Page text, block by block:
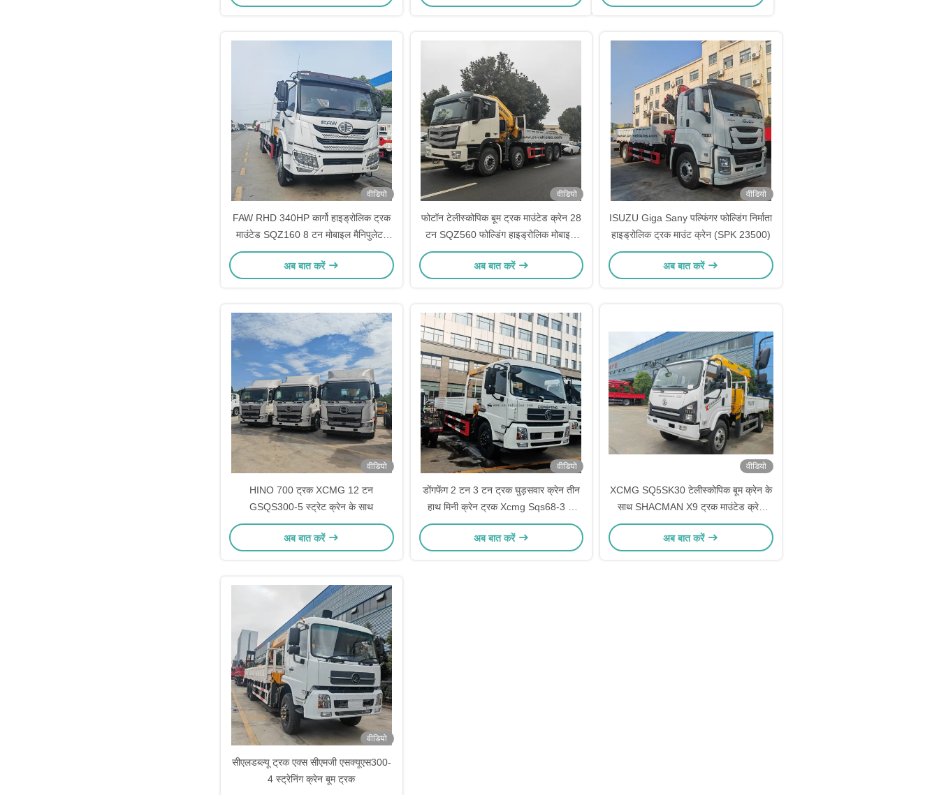
वीडियो
FAW RHD 340HP कार्गो हाइड्रोलिक ट्रक
माउंटेड SQZ160 8 टन मोबाइल मैनिपुलेटर
नक्कलबूम क्रेन
अब बात करें
वीडियो
फोटॉन टेलीस्कोपिक बूम ट्रक माउंटेड क्रेन 28
टन SQZ560 फोल्डिंग हाइड्रोलिक मोबाइल
क्रेन
अब बात करें
वीडियो
ISUZU Giga Sany पल्फिंगर फोल्डिंग निर्माता
हाइड्रोलिक ट्रक माउंट क्रेन (SPK 23500)
अब बात करें
वीडियो
HINO 700 ट्रक XCMG 12 टन
GSQS300-5 स्ट्रेट क्रेन के साथ
अब बात करें
वीडियो
डोंगफेंग 2 टन 3 टन ट्रक घुड़सवार क्रेन तीन
हाथ मिनी क्रेन ट्रक Xcmg Sqs68-3 के
साथ
अब बात करें
वीडियो
XCMG SQ5SK30 टेलीस्कोपिक बूम क्रेन के
साथ SHACMAN X9 ट्रक माउंटेड क्रेन
(CARGAMAX पेरू के लिए अनुकूलित)
अब बात करें
वीडियो
सीएलडब्ल्यू ट्रक एक्स सीएमजी एसक्यूएस300-
4 स्ट्रेनिंग क्रेन बूम ट्रक